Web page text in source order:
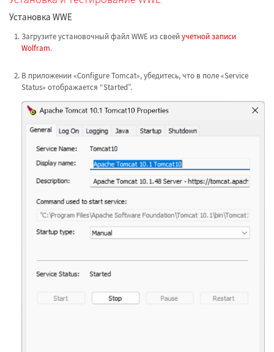
Установка WWE
Загрузите установочный файл WWE из своейучетной записи
Wolfram.
В приложении «Configure Tomcat», убедитесь, что в поле «Service
Status» отображается “Started”.